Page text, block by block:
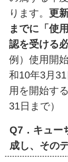
ります。 更
までに「使
認を受ける
例）使用開
和10年3月
用を開始す
31日まで）
Q7．キュー
成し、その